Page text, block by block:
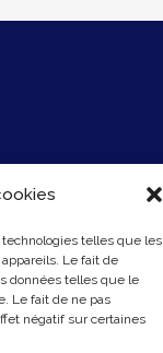
telles que les
Le fait de
données telles que le
Le fait de ne pas
négatif sur certaines